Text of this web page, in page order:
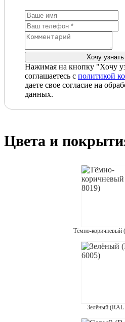
Нажимая на кнопку "Хочу
соглашаетесь с политикой
даете свое согласие на
данных.
Цвета и
Тёмно-коричневый
Зелёный (RAL